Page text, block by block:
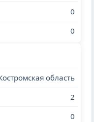
0
0
область
2
0